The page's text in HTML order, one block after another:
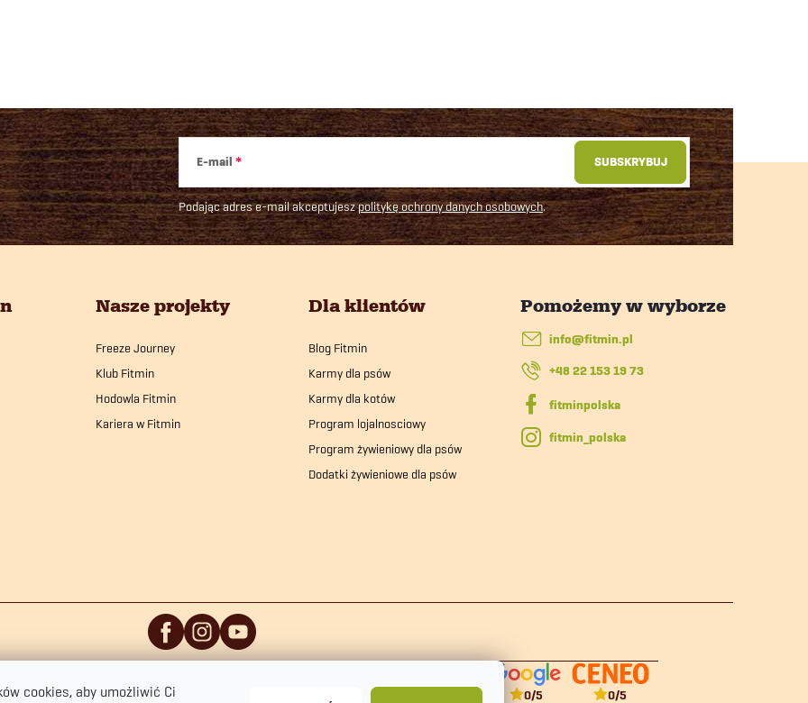
cookies, aby umożliwić Ci
E-mail
Podając adres e-mail akceptujeszpolitykę ochrony danych osobowych.
SUBSKRYBUJ
Nasze projekty
Freeze Journey
Klub Fitmin
Hodowla Fitmin
Kariera w Fitmin
Dla klientów
Blog Fitmin
Karmy dla psów
Karmy dla kotów
Program lojalnosciowy
Program żywieniowy dla psów
Dodatki żywieniowe dla psów
info@fitmin.pl
+48 22 153 19 73
fitmin_polska
0/5 0/5